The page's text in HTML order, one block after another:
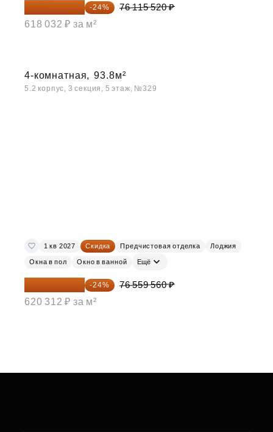
57 847 795 ₽ -24%
76 115 520 ₽
618 032 ₽ за м²
4-комнатная, 93.8м²
5.2 корпус, 3 секция, 5 этаж, №329
1 кв 2027 Скидка Предчистовая отделка Лоджия
Окна в пол Окно в ванной Ещё
58 185 266 ₽ -24%
76 559 560 ₽
620 312 ₽ за м²